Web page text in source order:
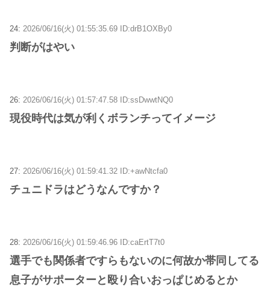
24: 2026/06/16(火) 01:55:35.69 ID:drB1OXBy0
判断がはやい
26: 2026/06/16(火) 01:57:47.58 ID:ssDwwtNQ0
現役時代は気が利くボランチってイメージ
27: 2026/06/16(火) 01:59:41.32 ID:+awNtcfa0
チュニドラはどうなんですか？
28: 2026/06/16(火) 01:59:46.96 ID:caErtT7t0
選手でも関係者ですらもないのに何故か帯同してる
息子がサポーターと殴り合いおっぱじめるとか